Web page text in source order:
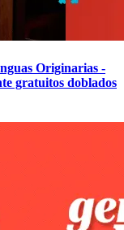
Originarias -
gratuitos doblados